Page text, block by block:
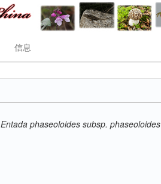
信息
Entada phaseoloides subsp. phaseoloides